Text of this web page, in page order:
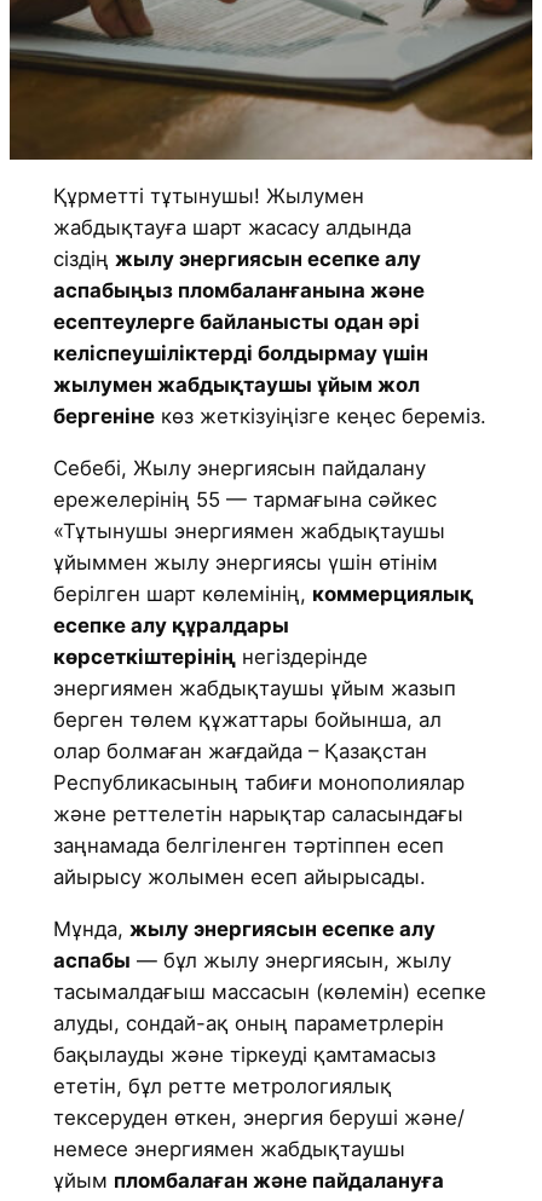
Құрметті тұтынушы! Жылумен
жабдықтауға шарт жасасу алдында
сіздің жылу энергиясын есепке алу
аспабыңыз пломбаланғанына және
есептеулерге байланысты одан әрі
келіспеушіліктерді болдырмау үшін
жылумен жабдықтаушы ұйым жол
бергенінекөз жеткізуіңізге кеңес береміз.
Себебі, Жылу энергиясын пайдалану
ережелерінің 55 — тармағына сәйкес
«Тұтынушы энергиямен жабдықтаушы
ұйыммен жылу энергиясы үшін өтінім
берілген шарт көлемінің, коммерциялық
есепке алу құралдары
көрсеткіштерініңнегіздерінде
энергиямен жабдықтаушы ұйым жазып
берген төлем құжаттары бойынша, ал
олар болмаған жағдайда – Қазақстан
Республикасының табиғи монополиялар
және реттелетін нарықтар саласындағы
заңнамада белгіленген тәртіппен есеп
айырысу жолымен есеп айырысады.
Мұнда, жылу энергиясын есепке алу
аспабы — бұл жылу энергиясын, жылу
тасымалдағыш массасын (көлемін) есепке
алуды, сондай-ақ оның параметрлерін
бақылауды және тіркеуді қамтамасыз
ететін, бұл ретте метрологиялық
тексеруден өткен, энергия беруші және/
немесе энергиямен жабдықтаушы
ұйым пломбалаған және пайдалануға